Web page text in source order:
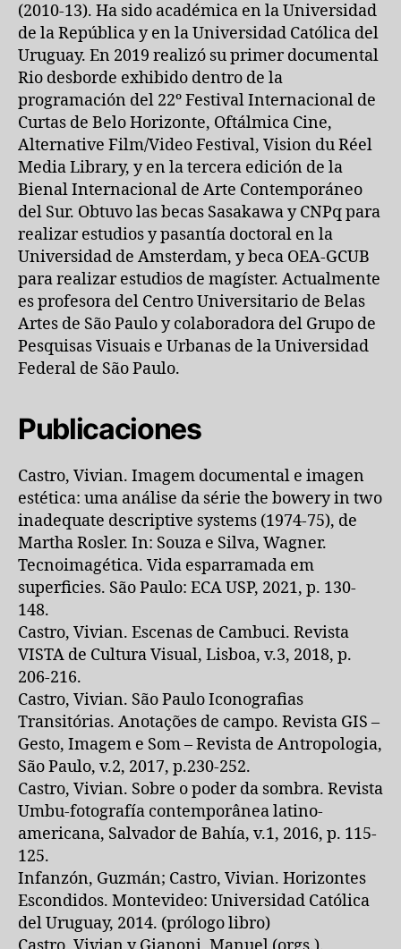
(2010-13). Ha sido académica en la Universidad
de la República y en la Universidad Católica del
Uruguay. En 2019 realizó su primer documental
Rio desborde exhibido dentro de la
programación del 22º Festival Internacional de
Curtas de Belo Horizonte, Oftálmica Cine,
Alternative Film/Video Festival, Vision du Réel
Media Library, y en la tercera edición de la
Bienal Internacional de Arte Contemporáneo
del Sur. Obtuvo las becas Sasakawa y CNPq para
realizar estudios y pasantía doctoral en la
Universidad de Amsterdam, y beca OEA-GCUB
para realizar estudios de magíster. Actualmente
es profesora del Centro Universitario de Belas
Artes de São Paulo y colaboradora del Grupo de
Pesquisas Visuais e Urbanas de la Universidad
Federal de São Paulo.
Publicaciones
Castro, Vivian. Imagem documental e imagen
estética: uma análise da série the bowery in two
inadequate descriptive systems (1974-75), de
Martha Rosler. In: Souza e Silva, Wagner.
Tecnoimagética. Vida esparramada em
superficies. São Paulo: ECA USP, 2021, p. 130-
148.
Castro, Vivian. Escenas de Cambuci. Revista
VISTA de Cultura Visual, Lisboa, v.3, 2018, p.
206-216.
Castro, Vivian. São Paulo Iconografias
Transitórias. Anotações de campo. Revista GIS –
Gesto, Imagem e Som – Revista de Antropologia,
São Paulo, v.2, 2017, p.230-252.
Castro, Vivian. Sobre o poder da sombra. Revista
Umbu-fotografía contemporânea latino-
americana, Salvador de Bahía, v.1, 2016, p. 115-
125.
Infanzón, Guzmán; Castro, Vivian. Horizontes
Escondidos. Montevideo: Universidad Católica
del Uruguay, 2014. (prólogo libro)